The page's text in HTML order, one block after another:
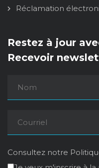
Réclamation
Restez à jour
Recevoir
Consultez notre